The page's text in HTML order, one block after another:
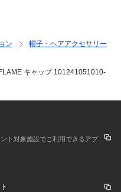
小物 アクセサリー 帽子 キ
性 帽子 紫外線防止 おで
レゼント 父の日 プレゼン
ン
帽子・ヘアアクセサリー
キャップ 101241051010-
ト対象施設でご利用できるアプ